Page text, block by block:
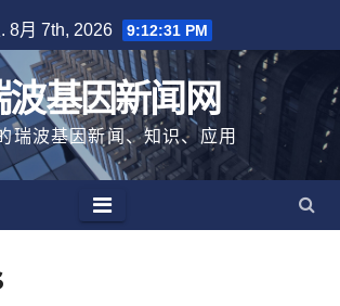
8月 7th, 2026 9:12:32 PM
波基因新闻网
瑞波基因新闻、知识、应用